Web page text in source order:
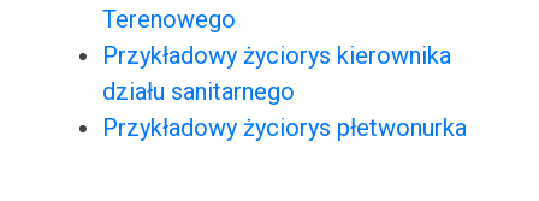
Terenowego
Przykładowy życiorys kierownika
działu sanitarnego
Przykładowy życiorys płetwonurka